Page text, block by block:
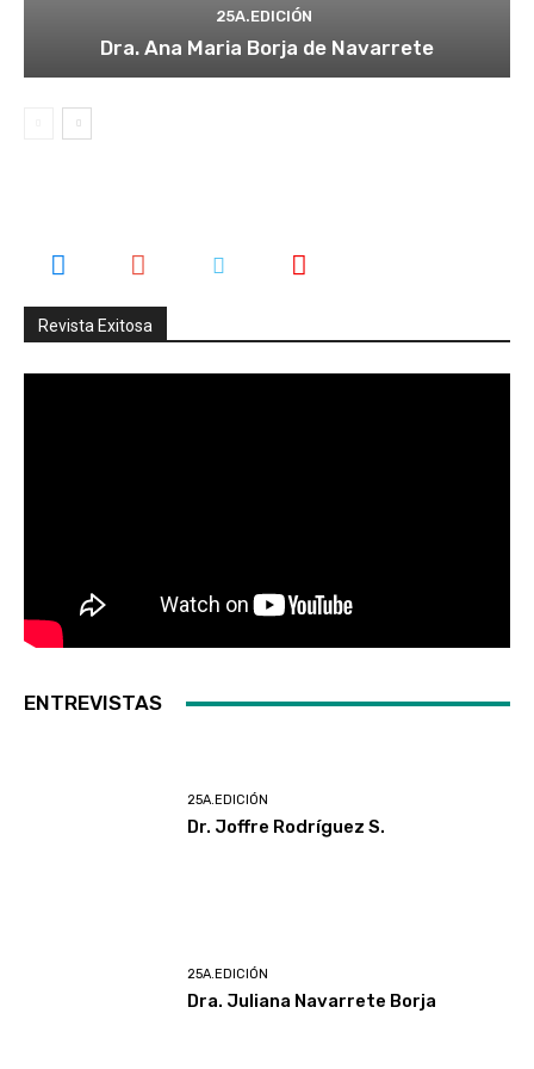
25A.EDICIÓN
Dra. Ana Maria Borja de Navarrete
Revista Exitosa
ENTREVISTAS
25A.EDICIÓN
Dr. Joffre Rodríguez S.
25A.EDICIÓN
Dra. Juliana Navarrete Borja